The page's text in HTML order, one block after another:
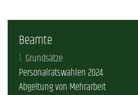
Beamte
Grundsätze
Personalratswahlen 2024
Abgeltung von Mehrarbeit